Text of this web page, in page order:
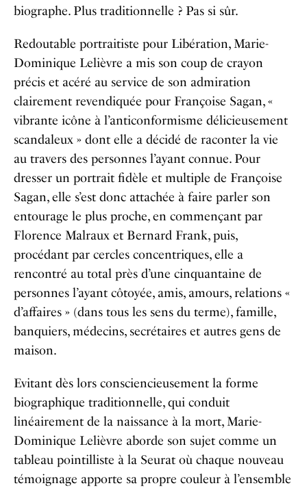
biographe. Plus traditionnelle ? Pas si sûr.
Redoutable portraitiste pour Libération, Marie-
Dominique Lelièvre a mis son coup de crayon
précis et acéré au service de son admiration
clairement revendiquée pour Françoise Sagan, «
vibrante icône à l’anticonformisme délicieusement
scandaleux » dont elle a décidé de raconter la vie
au travers des personnes l’ayant connue. Pour
dresser un portrait fidèle et multiple de Françoise
Sagan, elle s’est donc attachée à faire parler son
entourage le plus proche, en commençant par
Florence Malraux et Bernard Frank, puis,
procédant par cercles concentriques, elle a
rencontré au total près d’une cinquantaine de
personnes l’ayant côtoyée, amis, amours, relations «
d’affaires » (dans tous les sens du terme), famille,
banquiers, médecins, secrétaires et autres gens de
maison.
Evitant dès lors consciencieusement la forme
biographique traditionnelle, qui conduit
linéairement de la naissance à la mort, Marie-
Dominique Lelièvre aborde son sujet comme un
tableau pointilliste à la Seurat où chaque nouveau
témoignage apporte sa propre couleur à l’ensemble